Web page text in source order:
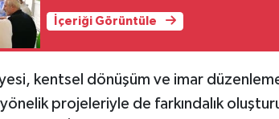
İçeriği Görüntüle
kentsel dönüşüm ve imar
projeleriyle de farkındalık